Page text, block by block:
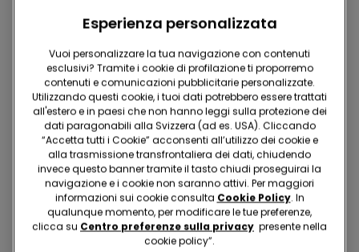
Collant 2+1 gratis
5 Colori
Collant Velati 20 Denari
Appearance
6.95 CHF
Collant 2+1 gratis
1 Colore
Collant da Reggicalze 20
Denari
12.95 CHF
6 di 6 Prodotti
Esperienza personalizzata
Vuoi personalizzare la tua navigazione con contenuti
esclusivi? Tramite i cookie di profilazione ti proporremo
contenuti e comunicazioni pubblicitarie personalizzate.
Utilizzando questi cookie, i tuoi dati potrebbero essere trattati
all'estero e in paesi che non hanno leggi sulla protezione dei
dati paragonabili alla Svizzera (ad es. USA). Cliccando
“Accetta tutti i Cookie” acconsenti all’utilizzo dei cookie e
alla trasmissione transfrontaliera dei dati, chiudendo
invece questo banner tramite il tasto chiudi proseguirai la
navigazione e i cookie non saranno attivi. Per maggiori
informazioni sui cookie consulta Cookie Policy. In
qualunque momento, per modificare le tue preferenze,
clicca su Centro preferenze sulla privacy presente nella
cookie policy”.